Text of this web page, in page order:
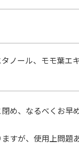
ノール、モモ葉エ
め、なるべくお早
すが、使用上問題